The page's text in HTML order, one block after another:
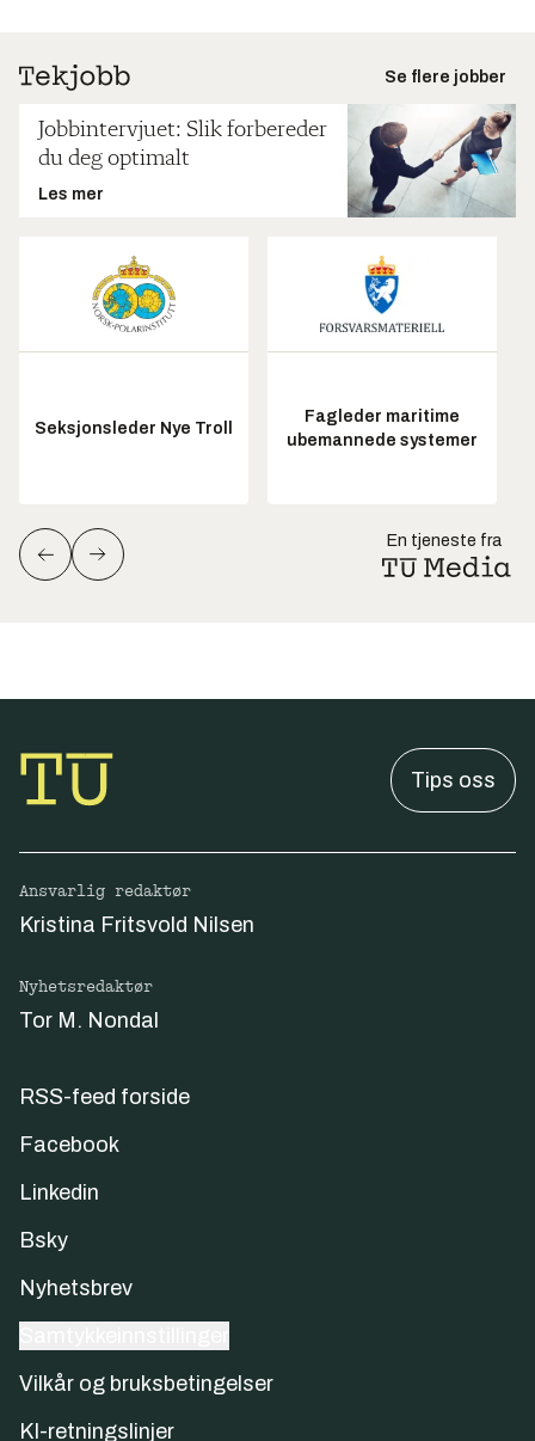
Se flere jobber
Jobbintervjuet: Slik forbereder
du deg optimalt
Les mer
Seksjonsleder Nye Troll
Fagleder maritime
ubemannede systemer
En tjeneste fra
Tips oss
Ansvarlig redaktør
Kristina Fritsvold Nilsen
Nyhetsredaktør
Tor M. Nondal
RSS-feed forside
Facebook
Linkedin
Bsky
Nyhetsbrev
Vilkår og bruksbetingelser
KI-retningslinjer